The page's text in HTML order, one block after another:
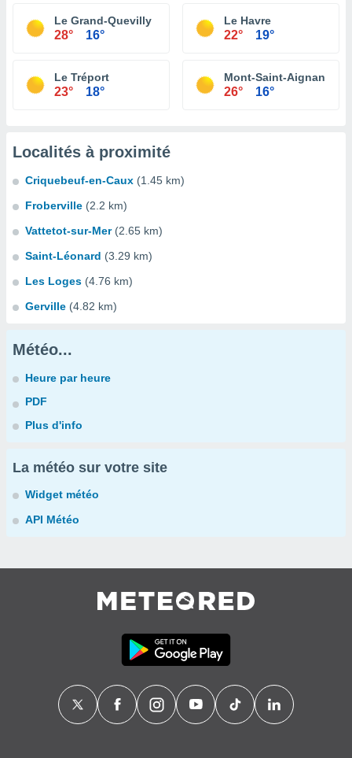
Le Grand-Quevilly
28° 16°
Le Havre
22° 19°
Le Tréport
23° 18°
Mont-Saint-Aignan
26° 16°
Localités à proximité
Criquebeuf-en-Caux (1.45 km)
Froberville (2.2 km)
Vattetot-sur-Mer (2.65 km)
Saint-Léonard (3.29 km)
Les Loges (4.76 km)
Gerville (4.82 km)
Météo...
Heure par heure
PDF
Plus d'info
La météo sur votre site
Widget météo
API Météo